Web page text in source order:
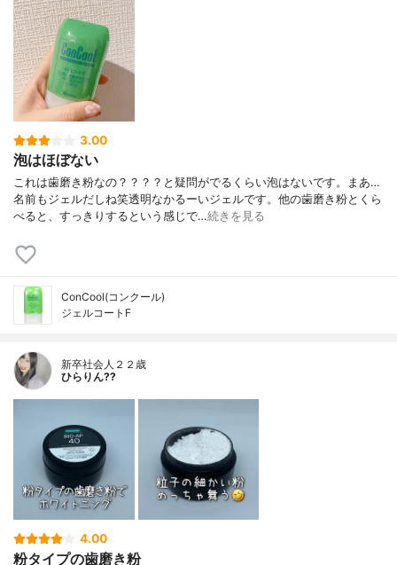
3.00
泡はほぼない
これは歯磨き粉なの？？？？と疑問がでるくらい泡はないです。まあ…
名前もジェルだしね笑透明なかるーいジェルです。他の歯磨き粉とくら
べると、すっきりするという感じで…続きを見る
ConCool(コンクール)
ジェルコートF
新卒社会人２２歳
ひらりん??
4.00
粉タイプの歯磨き粉